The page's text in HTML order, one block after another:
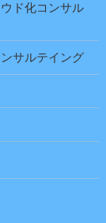
ド化コンサル
サルテイング